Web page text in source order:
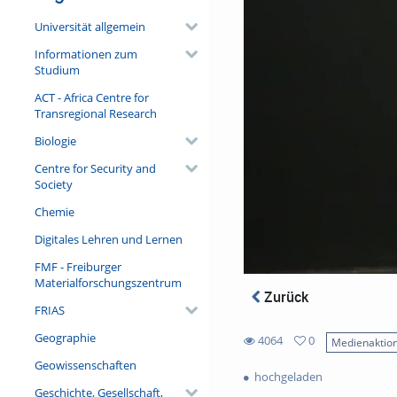
Universität allgemein
Informationen zum
Studium
ACT - Africa Centre for
Transregional Research
Biologie
Centre for Security and
Society
Chemie
Digitales Lehren und Lernen
FMF - Freiburger
Materialforschungszentrum
FRIAS
Geographie
Geowissenschaften
Geschichte, Gesellschaft,
Zurück
4064
views
0
favorites
hochgeladen